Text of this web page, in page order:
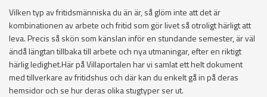
Vilken typ av fritidsmänniska du än är, så glöm inte att det är
kombinationen av arbete och fritid som gör livet så otroligt härligt att
leva. Precis så skön som känslan inför en stundande semester, är väl
ändå längtan tillbaka till arbete och nya utmaningar, efter en riktigt
härlig ledighet.Här på Villaportalen har vi samlat ett helt dokument
med tillverkare av fritidshus och där kan du enkelt gå in på deras
hemsidor och se hur deras olika stugtyper ser ut.